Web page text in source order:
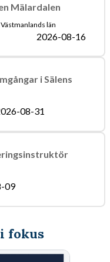
Mälardalen
Västmanlands län
2026-08-16
i Sälens
08-31
09
fokus